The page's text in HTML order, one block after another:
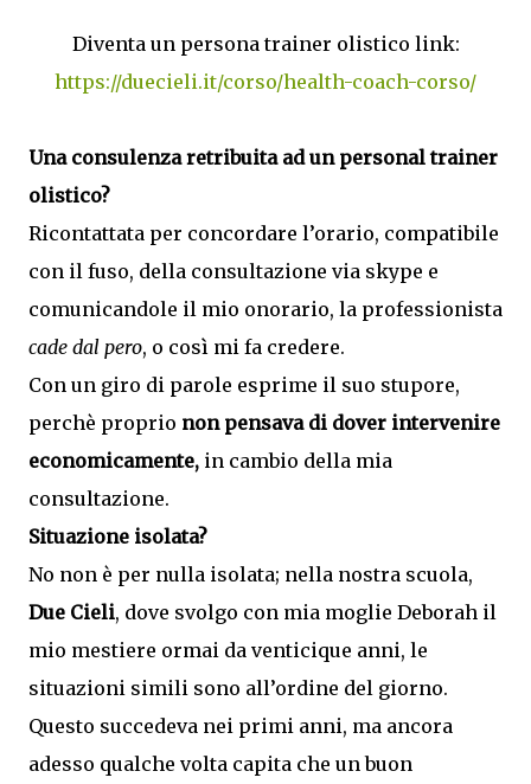
Diventa un persona trainer olistico link:
https://duecieli.it/corso/health-coach-corso/
Una consulenza retribuita ad un personal trainer
olistico?
Ricontattata per concordare l’orario, compatibile
con il fuso, della consultazione via skype e
comunicandole il mio onorario, la professionista
cade dal pero, o così mi fa credere.
Con un giro di parole esprime il suo stupore,
perchè proprio non pensava di dover intervenire
economicamente, in cambio della mia
consultazione.
Situazione isolata?
No non è per nulla isolata; nella nostra scuola,
Due Cieli, dove svolgo con mia moglie Deborah il
mio mestiere ormai da venticique anni, le
situazioni simili sono all’ordine del giorno.
Questo succedeva nei primi anni, ma ancora
adesso qualche volta capita che un buon